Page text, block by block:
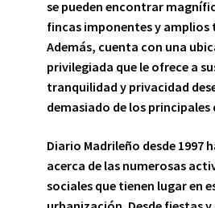
se pueden encontrar
fincas imponentes y amplios
Además, cuenta con una
privilegiada que le ofrece a
tranquilidad y privacidad
demasiado de los
Diario Madrileño desde 1997
acerca de las numerosas
sociales que tienen lugar en